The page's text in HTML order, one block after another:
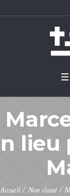
n lieu
Accueil/ Non classé/